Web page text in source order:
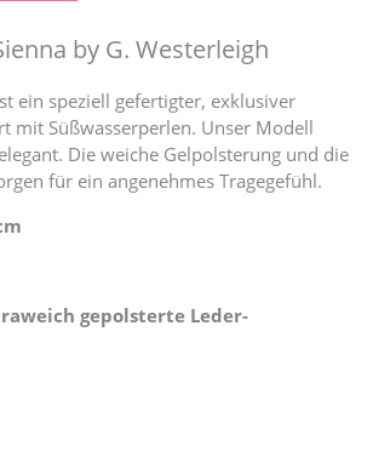
by G. Westerleigh
ein speziell gefertigter, exklusiver
mit Süßwasserperlen. Unser Modell
Die weiche Gelpolsterung und die
für ein angenehmes Tragegefühl.
gepolsterte Leder-